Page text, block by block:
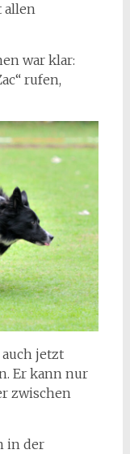
allen
war klar:
rufen,
jetzt
Er kann nur
zwischen
in der